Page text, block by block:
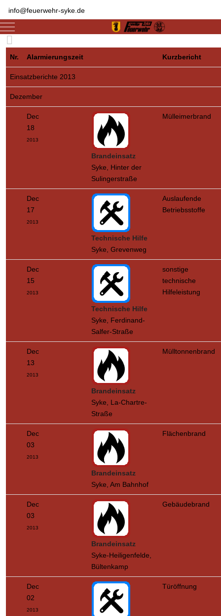
info@feuerwehr-syke.de
Mobile Menu Toggle
Nr. Alarmierungszeit Kurzbericht
Einsatzberichte 2013
Dezember
Dec
18
2013
Brandeinsatz
Syke, Hinter der
Sulingerstraße
Mülleimerbrand
Dec
17
2013
Technische Hilfe
Syke, Grevenweg
Auslaufende
Betriebsstoffe
Dec
15
2013
Technische Hilfe
Syke, Ferdinand-
Salfer-Straße
sonstige
technische
Hilfeleistung
Dec
13
2013
Brandeinsatz
Syke, La-Chartre-
Straße
Mülltonnenbrand
Dec
03
2013
Brandeinsatz
Syke, Am Bahnhof
Flächenbrand
Dec
03
2013
Brandeinsatz
Syke-Heiligenfelde,
Bültenkamp
Gebäudebrand
Dec
02
2013
Türöffnung